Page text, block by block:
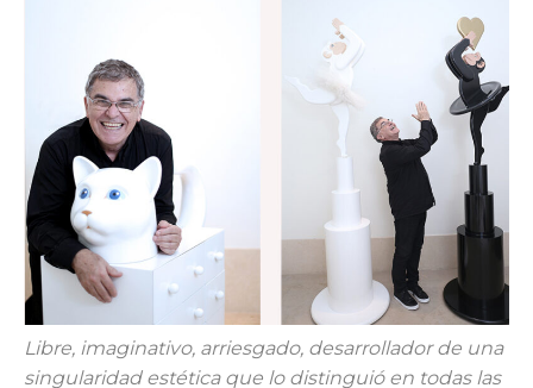
Libre, imaginativo, arriesgado, desarrollador de una
singularidad estética que lo distinguió en todas las